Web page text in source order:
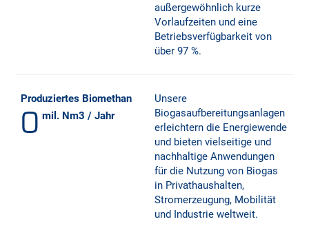
außergewöhnlich kurze
Vorlaufzeiten und eine
Betriebsverfügbarkeit von
über 97 %.
Produziertes Biomethan
0 mil. Nm3 / Jahr
Unsere
Biogasaufbereitungsanlagen
erleichtern die Energiewende
und bieten vielseitige und
nachhaltige Anwendungen
für die Nutzung von Biogas
in Privathaushalten,
Stromerzeugung, Mobilität
und Industrie weltweit.